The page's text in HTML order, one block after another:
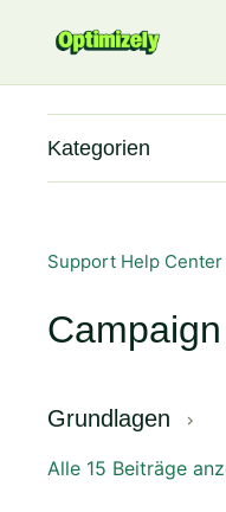
Support Help Center
Campaign
Grundlagen
Alle 15 Beiträge
Kategorien